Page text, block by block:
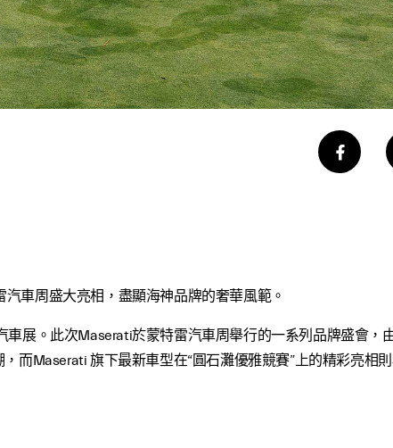
車周盛大亮相，盡顯海神品牌的奢華風範。
展。此次Maserati於蒙特雷汽車周舉行的一系列品牌盛會，
而Maserati 旗下最新車型在“圓石灘優雅競賽”上的精彩亮相